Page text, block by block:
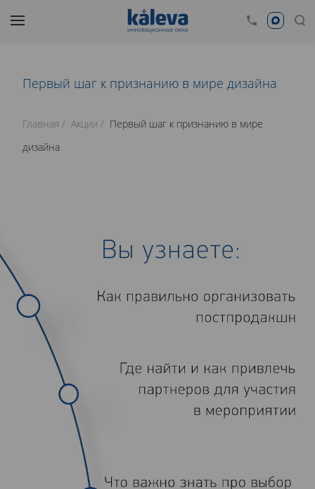
Первый шаг к признанию в мире дизайна
Главная Акции
Первый шаг к признанию в мире
дизайна